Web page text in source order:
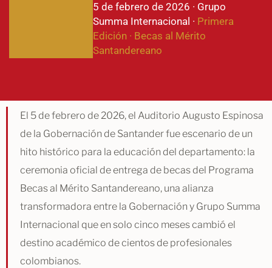
5 de febrero de 2026 · Grupo
Summa Internacional · Primera
Edición · Becas al Mérito
Santandereano
El 5 de febrero de 2026, el Auditorio Augusto Espinosa
de la Gobernación de Santander fue escenario de un
hito histórico para la educación del departamento: la
ceremonia oficial de entrega de becas del Programa
Becas al Mérito Santandereano, una alianza
transformadora entre la Gobernación y Grupo Summa
Internacional que en solo cinco meses cambió el
destino académico de cientos de profesionales
colombianos.